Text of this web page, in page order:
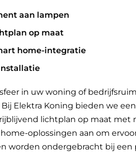
aan lampen
op maat
home-integratie
in uw woning of
Elektra Koning bieden we
lichtplan op maat
oplossingen aan om
worden ondergebracht bij een